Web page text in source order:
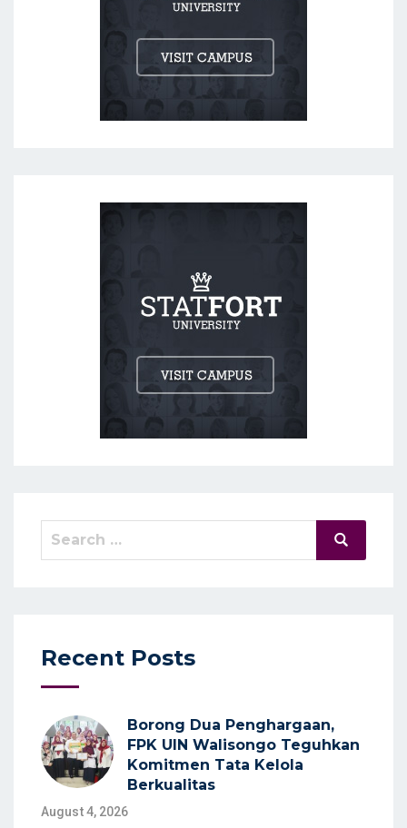
Search
Search
Recent Posts
Borong Dua Penghargaan,
FPK UIN Walisongo Teguhkan
Komitmen Tata Kelola
Berkualitas
August 4, 2026